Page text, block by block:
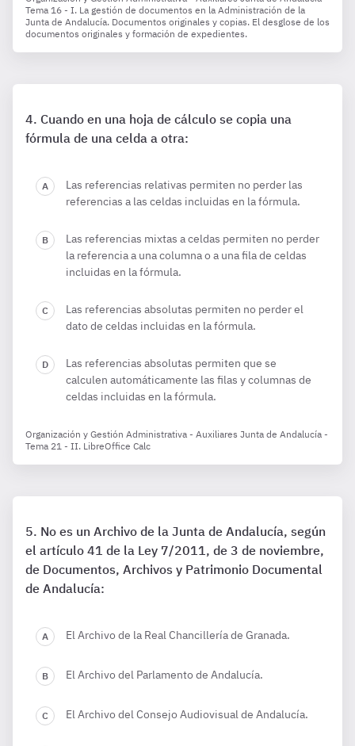
Tema 16 - I. La gestión de documentos en la Administración de la
Junta de Andalucía. Documentos originales y copias. El desglose de los
documentos originales y formación de expedientes.
Cuando en una hoja de cálculo se copia una
fórmula de una celda a otra:
Las referencias relativas permiten no perder las
referencias a las celdas incluidas en la fórmula.
Las referencias mixtas a celdas permiten no perder
la referencia a una columna o a una fila de celdas
incluidas en la fórmula.
Las referencias absolutas permiten no perder el
dato de celdas incluidas en la fórmula.
Las referencias absolutas permiten que se
calculen automáticamente las filas y columnas de
celdas incluidas en la fórmula.
Organización y Gestión Administrativa - Auxiliares Junta de Andalucía -
Tema 21 - II. LibreOffice Calc
No es un Archivo de la Junta de Andalucía, según
el artículo 41 de la Ley 7/2011, de 3 de noviembre,
de Documentos, Archivos y Patrimonio Documental
de Andalucía:
El Archivo de la Real Chancillería de Granada.
El Archivo del Parlamento de Andalucía.
El Archivo del Consejo Audiovisual de Andalucía.